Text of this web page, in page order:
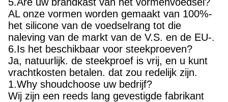
AL onze vormen worden gemaakt van 100%-
het silicone van de voedselrang tot die
naleving van de markt van de V.S. en de EU-.
6.Is het beschikbaar voor steekproeven?
Ja, natuurlijk. de steekproef is vrij, en u kunt
vrachtkosten betalen. dat zou redelijk zijn.
1.Why shoudchoose uw bedrijf?
Wij zijn een reeds lang gevestigde fabrikant